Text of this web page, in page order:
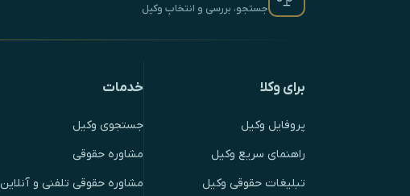
جستجو، بررسی و انتخابِ وکیل
برای وکلا
پروفایل وکیل
راهنمای سریع وکیل
تبلیغات حقوقی وکیل
خدمات
جستجوی وکیل
مشاوره حقوقی
مشاوره حقوقی تلفنی و آنلاین